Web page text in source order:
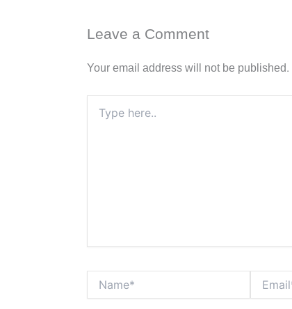
Leave a Comment
Your email address will not be published.
here..